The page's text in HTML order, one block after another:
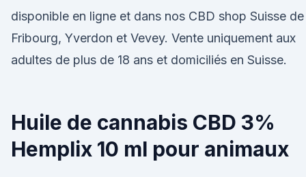
disponible en ligne et dans nos CBD shop Suisse de
Fribourg, Yverdon et Vevey. Vente uniquement aux
adultes de plus de 18 ans et domiciliés en Suisse.
Huile de cannabis CBD 3%
Hemplix 10 ml pour animaux